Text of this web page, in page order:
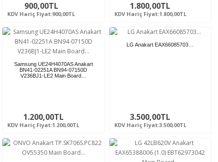
900,00TL
KDV Hariç Fiyat:900,00TL
1.800,00TL
KDV Hariç Fiyat:1.800,00TL
Samsung UE24H4070AS Anakart
BN41-02251A BN94-07150D
V236BJ1-LE2 Main Board…
1.200,00TL
KDV Hariç Fiyat:1.200,00TL
LG Anakart EAX66085703…
3.500,00TL
KDV Hariç Fiyat:3.500,00TL